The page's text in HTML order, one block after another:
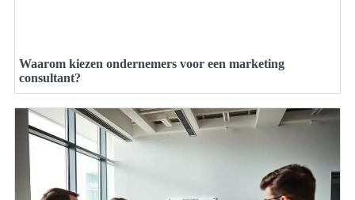
Waarom kiezen ondernemers voor een marketing
consultant?